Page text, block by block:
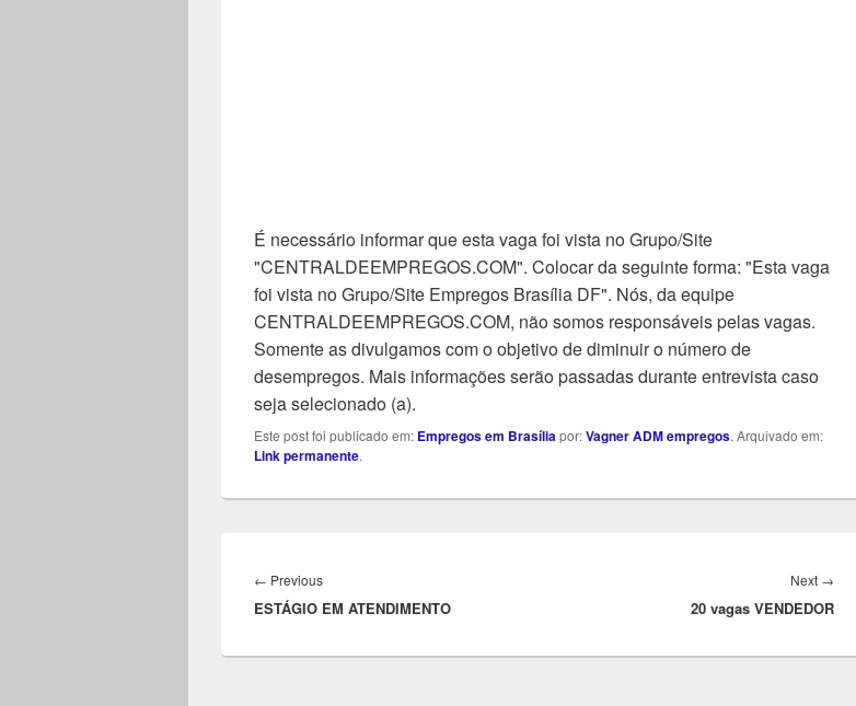
É necessário informar que esta vaga foi vista no Grupo/Site
"CENTRALDEEMPREGOS.COM". Colocar da seguinte forma: "Esta vaga
foi vista no Grupo/Site Empregos Brasília DF". Nós, da equipe
CENTRALDEEMPREGOS.COM, não somos responsáveis pelas vagas.
Somente as divulgamos com o objetivo de diminuir o número de
desempregos. Mais informações serão passadas durante entrevista caso
seja selecionado (a).
Este post foi publicado em: Empregos em Brasíliapor:Vagner ADM empregos. Arquivado em:
Link permanente.
de
Post
← PreviousPrevious
post:
ESTÁGIO EM ATENDIMENTO
Next →
post:
20 vagas VENDEDOR